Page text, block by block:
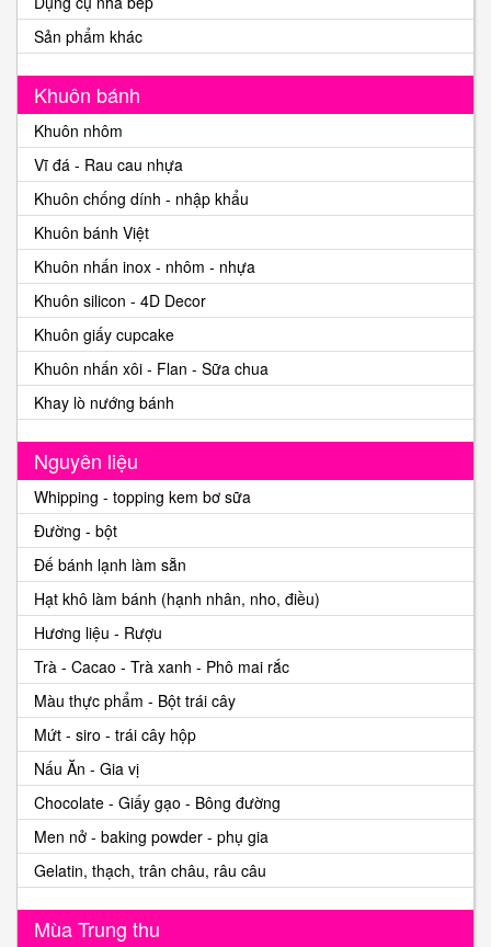
Sản phẩm khác
Khuôn bánh
Khuôn nhôm
Vĩ đá - Rau cau nhựa
Khuôn chống dính - nhập khẩu
Khuôn bánh Việt
Khuôn nhấn inox - nhôm - nhựa
Khuôn silicon - 4D Decor
Khuôn giấy cupcake
Khuôn nhấn xôi - Flan - Sữa chua
Khay lò nướng bánh
Nguyên liệu
Whipping - topping kem bơ sữa
Đường - bột
Đế bánh lạnh làm sẵn
Hạt khô làm bánh (hạnh nhân, nho, điều)
Hương liệu - Rượu
Trà - Cacao - Trà xanh - Phô mai rắc
Màu thực phẩm - Bột trái cây
Mứt - siro - trái cây hộp
Nấu Ăn - Gia vị
Chocolate - Giấy gạo - Bông đường
Men nở - baking powder - phụ gia
Gelatin, thạch, trân châu, râu câu
Mùa Trung thu